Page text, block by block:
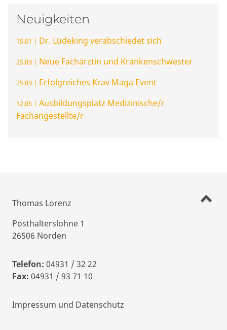
Neuigkeiten
15.01 | Dr. Lüdeking verabschiedet sich
25.09 | Neue Fachärztin und Krankenschwester
25.09 | Erfolgreiches Krav Maga Event
12.05 | Ausbildungsplatz Medizinische/r
Fachangestellte/r
Thomas Lorenz
Posthalterslohne 1
26506 Norden
Telefon: 04931 / 32 22
Fax: 04931 / 93 71 10
Impressum und Datenschutz